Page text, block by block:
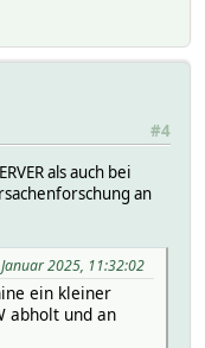
#4
als auch bei
an
2025, 11:32:02
ein kleiner
abholt und an